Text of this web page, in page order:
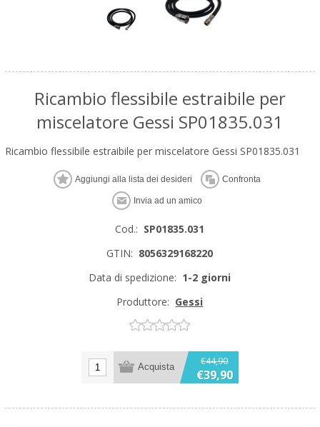
Ricambio flessibile estraibile per
miscelatore Gessi SP01835.031
Ricambio flessibile estraibile per miscelatore Gessi SP01835.031
Cod.: SP01835.031
GTIN: 8056329168220
Data di spedizione: 1-2 giorni
Produttore: Gessi
€44,90
€39,90